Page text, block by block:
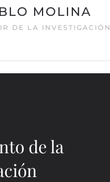
MOLINA
DE LA INVESTIGACIÓN
de la